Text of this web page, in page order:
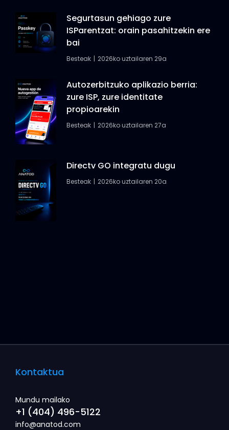
Segurtasun gehiago zure
ISParentzat: orain pasahitzekin ere
bai
Besteak 2026ko uztailaren 29a
Autozerbitzuko aplikazio berria:
zure ISP, zure identitate
propioarekin
Besteak 2026ko uztailaren 27a
Directv GO integratu dugu
Besteak 2026ko uztailaren 20a
Kontaktua
Mundu mailako
+1 (404) 496-5122
info@anatod.com